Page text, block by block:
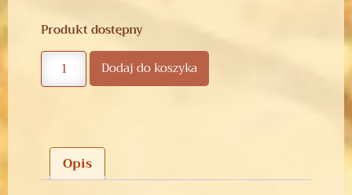
Produkt dostępny
Dodaj do koszyka
Opis